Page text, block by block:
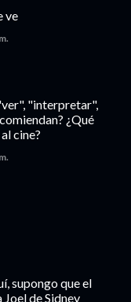
ve
"interpretar",
¿Qué
cine?
supongo que el
de Sidney